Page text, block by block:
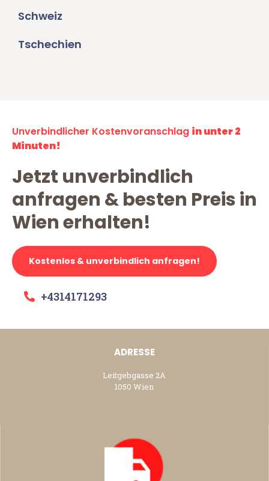
Schweiz
Tschechien
Unverbindlicher Kostenvoranschlag in unter 2
Minuten!
Jetzt unverbindlich
anfragen & besten Preis in
Wien erhalten!
Kostenlos & unverbindlich anfragen!
+4314171293
ADRESSE
Leitgebgasse 2A
1050 Wien